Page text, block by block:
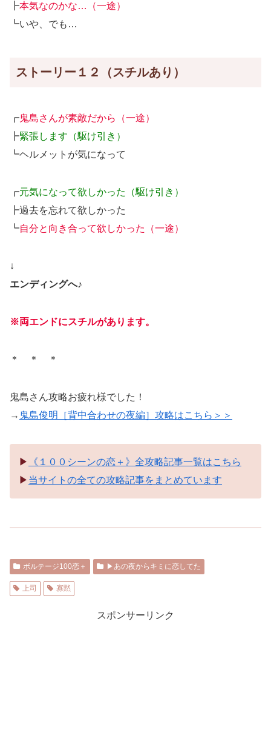
┣本気なのかな…（一途）
┗いや、でも…
ストーリー１２（スチルあり）
┏鬼島さんが素敵だから（一途）
┣緊張します（駆け引き）
┗ヘルメットが気になって
┏元気になって欲しかった（駆け引き）
┣過去を忘れて欲しかった
┗自分と向き合って欲しかった（一途）
↓
エンディングへ♪
※両エンドにスチルがあります。
＊ ＊ ＊
鬼島さん攻略お疲れ様でした！
→ 鬼島俊明［背中合わせの夜編］攻略はこちら＞＞
▶︎
《１００シーンの恋＋》全攻略記事一覧はこちら
▶︎ 当サイトの全ての攻略記事をまとめています
ボルテージ100恋＋ ▶︎あの夜からキミに恋してた
上司 寡黙
スポンサーリンク